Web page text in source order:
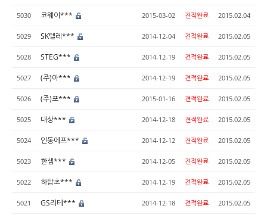
5030 코웨이*** 2015-03-02 견적완료 2015.02.04
5029 SK텔레*** 2014-12-04 견적완료 2015.02.05
5028 STEG*** 2014-12-19 견적완료 2015.02.05
5027 (주)아*** 2014-12-19 견적완료 2015.02.05
5026 (주)포*** 2015-01-16 견적완료 2015.02.05
5025 대상*** 2014-12-18 견적완료 2015.02.05
5024 인동에프*** 2014-12-12 견적완료 2015.02.05
5023 한샘*** 2014-12-05 견적완료 2015.02.05
5022 하탑초*** 2014-12-19 견적완료 2015.02.05
5021 GS리테*** 2014-12-18 견적완료 2015.02.05